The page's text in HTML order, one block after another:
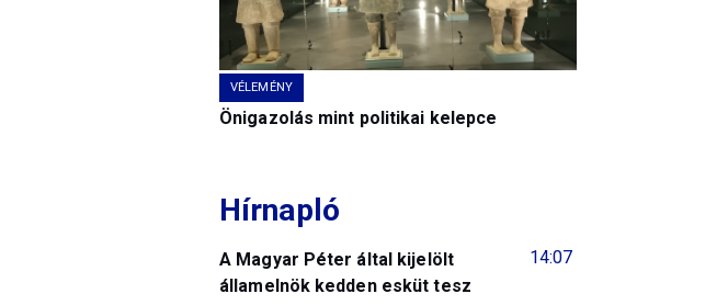
VÉLEMÉNY
Önigazolás mint politikai kelepce
Hírnapló
14:07
A Magyar Péter által kijelölt
államelnök kedden esküt tesz